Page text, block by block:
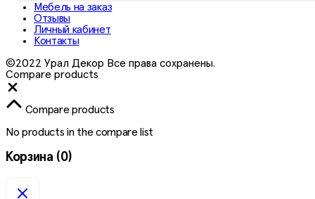
Мебель на заказ
Отзывы
Личный кабинет
Контакты
©2022 Урал Декор Все права сохранены.
Compare products
Compare products
No products in the compare list
Корзина (0)